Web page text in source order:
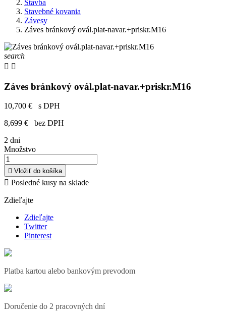
Stavba
Stavebné kovania
Závesy
Záves bránkový ovál.plat-navar.+priskr.M16
search
 
Záves bránkový ovál.plat-navar.+priskr.M16
10,700 €
s DPH
8,699 €
bez DPH
2 dni
Množstvo
 Vložiť do košíka
 Posledné kusy na sklade
Zdieľajte
Zdieľajte
Twitter
Pinterest
Platba kartou alebo bankovým prevodom
Doručenie do 2 pracovných dní